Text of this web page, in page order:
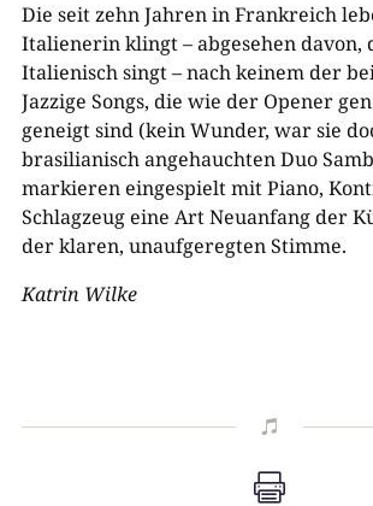
Die seit zehn Jahren in Frankreich
Italienerin klingt – abgesehen davon,
Italienisch singt – nach keinem der
Jazzige Songs, die wie der Opener
geneigt sind (kein Wunder, war sie
brasilianisch angehauchten Duo
markieren eingespielt mit Piano,
Schlagzeug eine Art Neuanfang der
der klaren, unaufgeregten Stimme.
Katrin Wilke

